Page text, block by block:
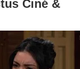
Ciné &